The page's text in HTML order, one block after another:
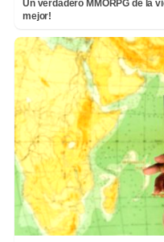
Un verdadero MMORPG de la
mejor!